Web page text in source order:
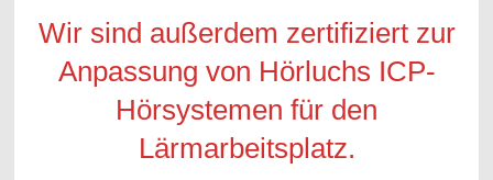
Wir sind außerdem zertifiziert zur
Anpassung von Hörluchs ICP-
Hörsystemen für den
Lärmarbeitsplatz.